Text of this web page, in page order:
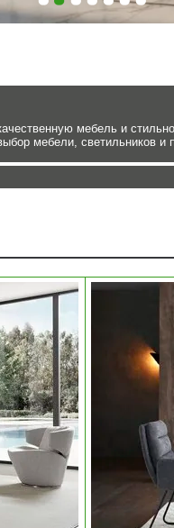
мебель и
мебели, светильников и